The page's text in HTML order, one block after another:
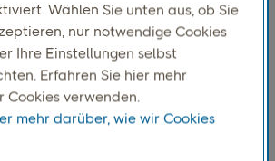
Wählen Sie unten aus, ob Sie
nur notwendige Cookies
Ihre Einstellungen selbst
Erfahren Sie hier mehr
Cookies verwenden.
mehr darüber, wie wir Cookies